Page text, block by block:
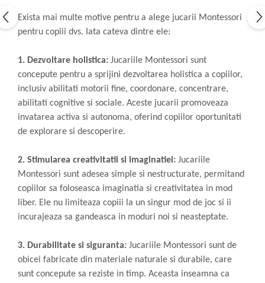
Exista mai multe motive pentru a alege jucarii Montessori
pentru copiii dvs. Iata cateva dintre ele:
1. Dezvoltare holistica: Jucariile Montessori sunt
concepute pentru a sprijini dezvoltarea holistica a copiilor,
inclusiv abilitati motorii fine, coordonare, concentrare,
abilitati cognitive si sociale. Aceste jucarii promoveaza
invatarea activa si autonoma, oferind copiilor oportunitati
de explorare si descoperire.
2. Stimularea creativitatii si imaginatiei: Jucariile
Montessori sunt adesea simple si nestructurate, permitand
copiilor sa foloseasca imaginatia si creativitatea in mod
liber. Ele nu limiteaza copiii la un singur mod de joc si ii
incurajeaza sa gandeasca in moduri noi si neasteptate.
3. Durabilitate si siguranta: Jucariile Montessori sunt de
obicei fabricate din materiale naturale si durabile, care
sunt concepute sa reziste in timp. Aceasta inseamna ca